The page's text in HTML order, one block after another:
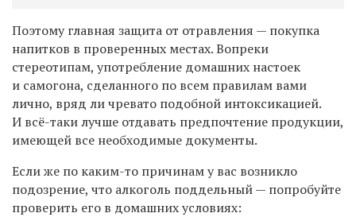
Поэтому главная защита от отравления — покупка
напитков в проверенных местах. Вопреки
стереотипам, употребление домашних настоек
и самогона, сделанного по всем правилам вами
лично, вряд ли чревато подобной интоксикацией.
И всё-таки лучше отдавать предпочтение продукции,
имеющей все необходимые документы.
Если же по каким-то причинам у вас возникло
подозрение, что алкоголь поддельный — попробуйте
проверить его в домашних условиях: